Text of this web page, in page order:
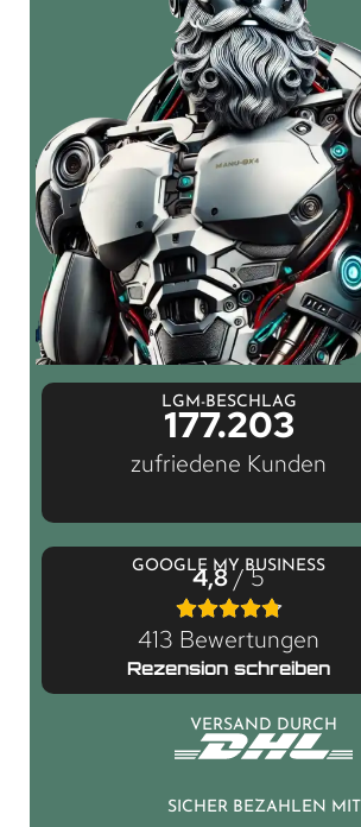
LGM-BESCHLAG
177.203
zufriedene Kunden
GOOGLE MY BUSINESS
4,8/ 5
413 Bewertungen
Rezension schreiben
VERSAND DURCH
SICHER BEZAHLEN MIT